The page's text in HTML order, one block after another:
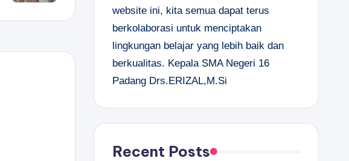
website ini, kita semua dapat terus
berkolaborasi untuk menciptakan
lingkungan belajar yang lebih baik dan
berkualitas. Kepala SMA Negeri 16
PadangDrs.ERIZAL,M.Si
Recent Posts